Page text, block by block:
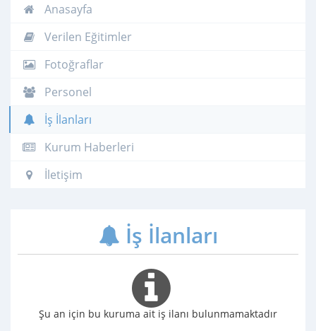
Anasayfa
Verilen Eğitimler
Fotoğraflar
Personel
İş İlanları
Kurum Haberleri
İletişim
İş İlanları
Şu an için bu kuruma ait iş ilanı bulunmamaktadır